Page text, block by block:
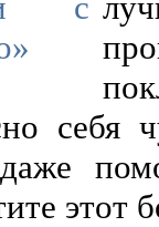
себя
этот